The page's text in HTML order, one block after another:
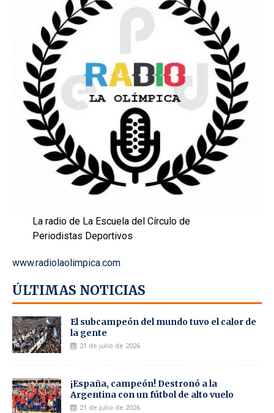
La radio de La Escuela del Círculo de
Periodistas Deportivos
www.radiolaolimpica.com
ÚLTIMAS NOTICIAS
El subcampeón del mundo tuvo el calor de
la gente
21 de julio de 2026
¡España, campeón! Destronó a la
Argentina con un fútbol de alto vuelo
21 de julio de 2026